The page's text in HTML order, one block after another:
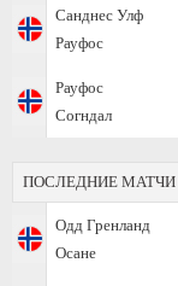
Санднес Улф
Рауфос
Рауфос
Согндал
ПОСЛЕДНИЕ МАТЧИ
Одд Гренланд
Осане